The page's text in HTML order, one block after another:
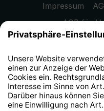
Impressum
AGB für